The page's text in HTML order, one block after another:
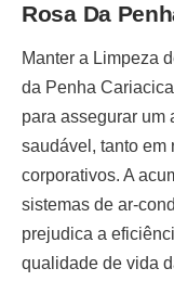
Rosa Da
Manter a Limpeza
da Penha
para assegurar um
saudável, tanto em
corporativos. A
sistemas de ar-
prejudica a
qualidade de vida